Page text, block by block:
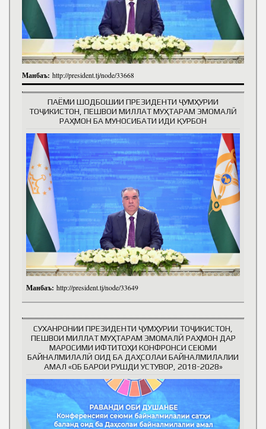
Манбаъ: http://president.tj/node/33668
ПАЁМИ ШОДБОШИИ ПРЕЗИДЕНТИ ҶУМҲУРИИ
ТОҶИКИСТОН, ПЕШВОИ МИЛЛАТ МУҲТАРАМ ЭМОМАЛӢ
РАҲМОН БА МУНОСИБАТИ ИДИ ҚУРБОН
Манбаъ: http://president.tj/node/33649
СУХАНРОНИИ ПРЕЗИДЕНТИ ҶУМҲУРИИ ТОҶИКИСТОН,
ПЕШВОИ МИЛЛАТ МУҲТАРАМ ЭМОМАЛӢ РАҲМОН ДАР
МАРОСИМИ ИФТИТОҲИ КОНФРОНСИ СЕЮМИ
БАЙНАЛМИЛАЛӢ ОИД БА ДАҲСОЛАИ БАЙНАЛМИЛАЛИИ
АМАЛ «ОБ БАРОИ РУШДИ УСТУВОР, 2018-2028»